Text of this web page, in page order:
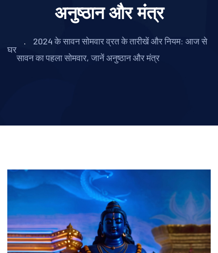
अनुष्ठान और मंत्र
घर
2024 के सावन सोमवार व्रत के तारीखें और नियम: आज से
सावन का पहला सोमवार, जानें अनुष्ठान और मंत्र